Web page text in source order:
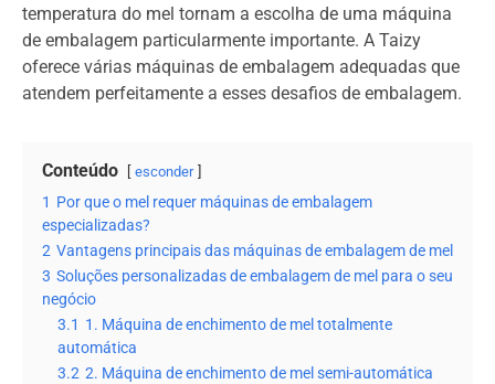
temperatura do mel tornam a escolha de uma máquina
de embalagem particularmente importante. A Taizy
oferece várias máquinas de embalagem adequadas que
atendem perfeitamente a esses desafios de embalagem.
Conteúdo esconder
1 Por que o mel requer máquinas de embalagem
especializadas?
2 Vantagens principais das máquinas de embalagem de mel
3 Soluções personalizadas de embalagem de mel para o seu
negócio
3.1 1. Máquina de enchimento de mel totalmente
automática
3.2 2. Máquina de enchimento de mel semi-automática